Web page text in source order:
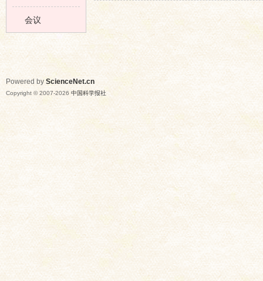
会议
Powered by ScienceNet.cn
Copyright © 2007-2026 中国科学报社